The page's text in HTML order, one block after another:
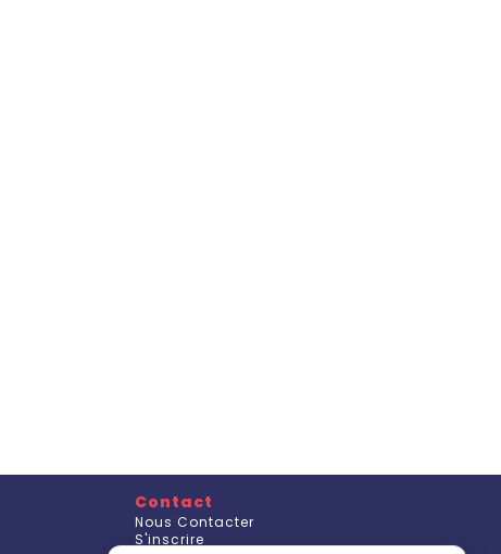
Contact
Nous Contacter
S'inscrire